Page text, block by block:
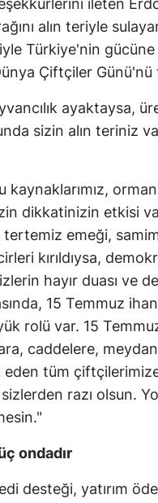
ileten
alın teriyle
Türkiye'nin gücüne
Çiftçiler
ayaktaysa,
sizin alın teriniz
dikkatinizin etkisi
emeği,
kırıldıysa,
hayır duası ve
15 Temmuz
rolü var. 15
caddelere,
eden tüm
razı olsun.
ondadır
desteği, yatırım